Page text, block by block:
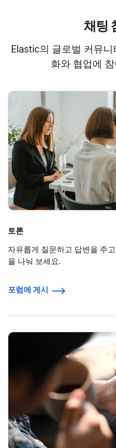
채팅
Elastic의 글로벌 커뮤
화와 협업에
토론
자유롭게 질문하고 답변을 주
을 나눠 보세요.
포럼에 게시